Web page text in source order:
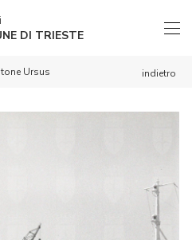
DI TRIESTE
indietro
Ursus